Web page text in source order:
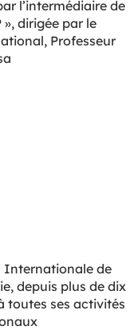
l’intermédiaire de
», dirigée par le
Professeur
Internationale de
depuis plus de dix
toutes ses activités